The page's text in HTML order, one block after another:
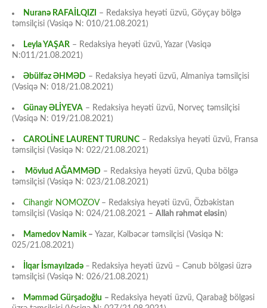
Nuranə RAFAİLQIZI
– Redaksiya heyəti üzvü, Göyçay bölgə
təmsilçisi (Vəsiqə N: 010/21.08.2021)
Leyla YAŞAR – Redaksiya heyəti üzvü, Yazar (Vəsiqə
N:011/21.08.2021)
Əbülfəz ƏHMƏD – Redaksiya heyəti üzvü, Almaniya təmsilçisi
(Vəsiqə N: 018/21.08.2021)
Günay ƏLİYEVA – Redaksiya heyəti üzvü, Norveç təmsilçisi
(Vəsiqə N: 019/21.08.2021)
CAROLİNE LAURENT TURUNC – Redaksiya heyəti üzvü, Fransa
təmsilçisi (Vəsiqə N: 022/21.08.2021)
Mövlud AĞAMMƏD – Redaksiya heyəti üzvü, Quba bölgə
təmsilçisi (Vəsiqə N: 023/21.08.2021)
Cihangir NOMOZOV– Redaksiya heyəti üzvü, Özbəkistan
təmsilçisi (Vəsiqə N: 024/21.08.2021 – Allah rəhmət eləsin)
Mamedov Namik– Yazar, Kəlbəcər təmsilçisi (Vəsiqə N:
025/21.08.2021)
İlqar İsmayılzadə – Redaksiya heyəti üzvü – Cənub bölgəsi üzrə
təmsilçisi (Vəsiqə N: 026/21.08.2021)
Məmməd Gürşadoğlu – Redaksiya heyəti üzvü, Qarabağ bölgəsi